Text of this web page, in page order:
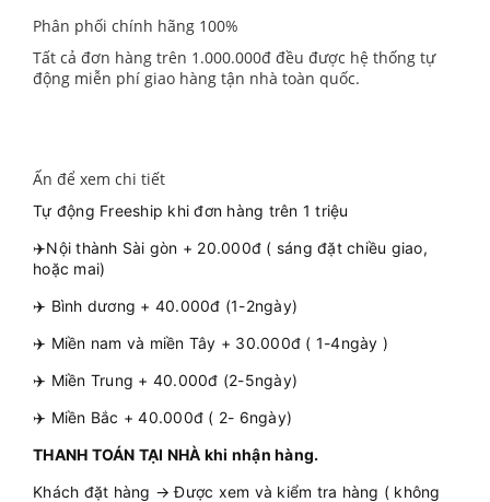
Phân phối chính hãng 100%
Tất cả đơn hàng trên 1.000.000đ đều được hệ thống tự
động miễn phí giao hàng tận nhà toàn quốc.
Ấn để xem chi tiết
Tự động Freeship khi đơn hàng trên 1 triệu
✈️Nội thành Sài gòn + 20.000đ ( sáng đặt chiều giao,
hoặc mai)
✈️ Bình dương + 40.000đ (1-2ngày)
✈️ Miền nam và miền Tây + 30.000đ ( 1-4ngày )
✈️ Miền Trung + 40.000đ (2-5ngày)
✈️ Miền Bắc + 40.000đ ( 2- 6ngày)
THANH TOÁN TẠI NHÀ khi nhận hàng.
Khách đặt hàng → Được xem và kiểm tra hàng ( không